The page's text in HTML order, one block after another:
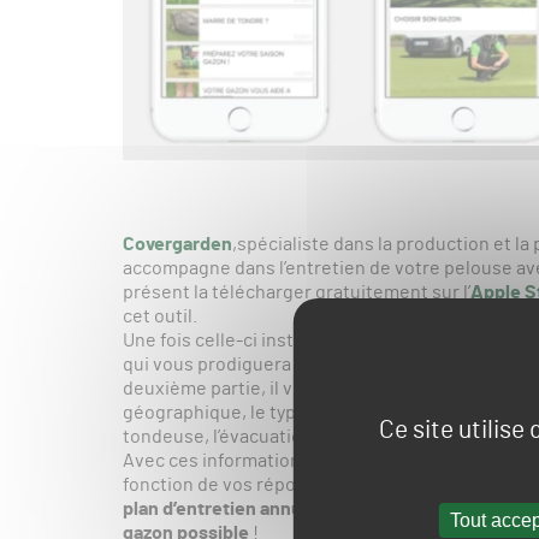
Ce site utilise
Tout
Covergarden,spécialiste dans la production et la
accompagne dans l’entretien de votre pelouse
présent la télécharger gratuitement sur l’Apple
cet outil.
Une fois celle-ci installée sur votre portable,
qui vous prodiguera des recommandations
deuxième partie, il vous faudra rentrer des
géographique, le type de sol, de gazon,
tondeuse, l’évacuation des déchets…
Avec ces informations, l’application définie
fonction de vos réponses en vous envoyant
plan d’entretien annuel avec des
gazon possible !